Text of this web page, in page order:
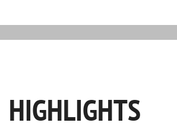
HIGHLIGHTS